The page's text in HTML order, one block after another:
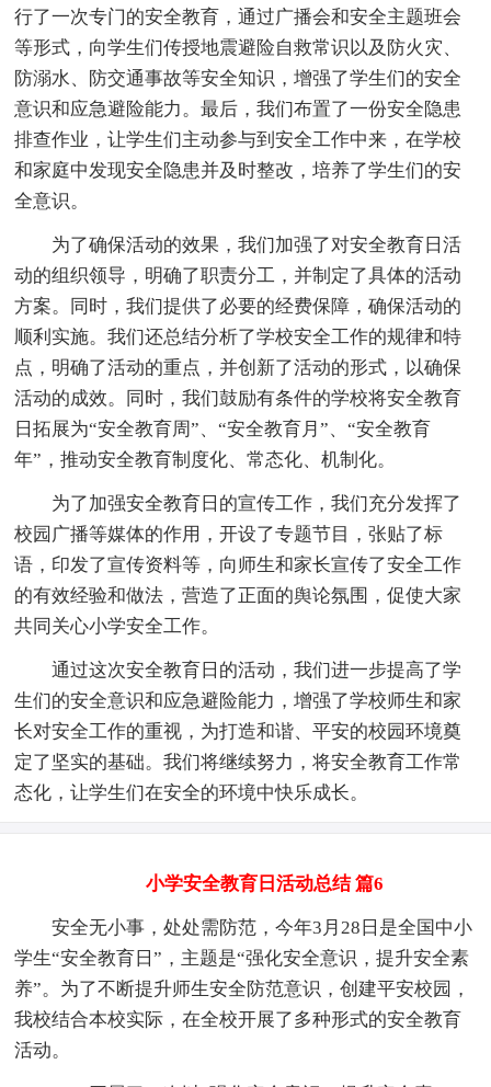
行了一次专门的安全教育，通过广播会和安全主题班会
等形式，向学生们传授地震避险自救常识以及防火灾、
防溺水、防交通事故等安全知识，增强了学生们的安全
意识和应急避险能力。最后，我们布置了一份安全隐患
排查作业，让学生们主动参与到安全工作中来，在学校
和家庭中发现安全隐患并及时整改，培养了学生们的安
全意识。
为了确保活动的效果，我们加强了对安全教育日活
动的组织领导，明确了职责分工，并制定了具体的活动
方案。同时，我们提供了必要的经费保障，确保活动的
顺利实施。我们还总结分析了学校安全工作的规律和特
点，明确了活动的重点，并创新了活动的形式，以确保
活动的成效。同时，我们鼓励有条件的学校将安全教育
日拓展为“安全教育周”、“安全教育月”、“安全教育
年”，推动安全教育制度化、常态化、机制化。
为了加强安全教育日的宣传工作，我们充分发挥了
校园广播等媒体的作用，开设了专题节目，张贴了标
语，印发了宣传资料等，向师生和家长宣传了安全工作
的有效经验和做法，营造了正面的舆论氛围，促使大家
共同关心小学安全工作。
通过这次安全教育日的活动，我们进一步提高了学
生们的安全意识和应急避险能力，增强了学校师生和家
长对安全工作的重视，为打造和谐、平安的校园环境奠
定了坚实的基础。我们将继续努力，将安全教育工作常
态化，让学生们在安全的环境中快乐成长。
小学安全教育日活动总结 篇6
安全无小事，处处需防范，今年3月28日是全国中小
学生“安全教育日”，主题是“强化安全意识，提升安全素
养”。为了不断提升师生安全防范意识，创建平安校园，
我校结合本校实际，在全校开展了多种形式的安全教育
活动。